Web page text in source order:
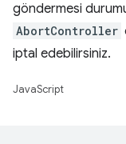
göndermesi
AbortController
iptal edebilirsiniz.
JavaScript